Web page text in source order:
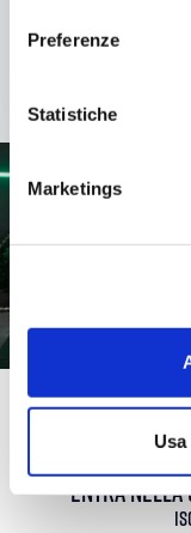
n
e
e
l
o
s
o
Preferenze
Statistiche
Marketings
entra nella